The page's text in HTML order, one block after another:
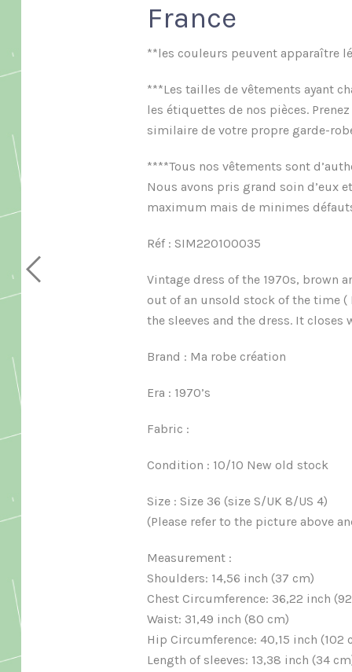
France
**les couleurs peuvent apparaître
***Les tailles de vêtements ayant
les étiquettes de nos pièces.
similaire de votre propre garde-
****Tous nos vêtements sont
Nous avons pris grand soin d’eux
maximum mais de minimes
Réf : SIM220100035
Vintage dress of the 1970s, brown
out of an unsold stock of the time
the sleeves and the dress. It closes
Brand : Ma robe création
Era : 1970’s
Fabric :
Condition : 10/10 New old stock
Size : Size 36 (size S/UK 8/US 4)
(Please refer to the picture above
Measurement :
Shoulders: 14,56 inch (37 cm)
Chest Circumference: 36,22 inch
Waist: 31,49 inch (80 cm)
Hip Circumference: 40,15 inch (102
Length of sleeves: 13,38 inch (34